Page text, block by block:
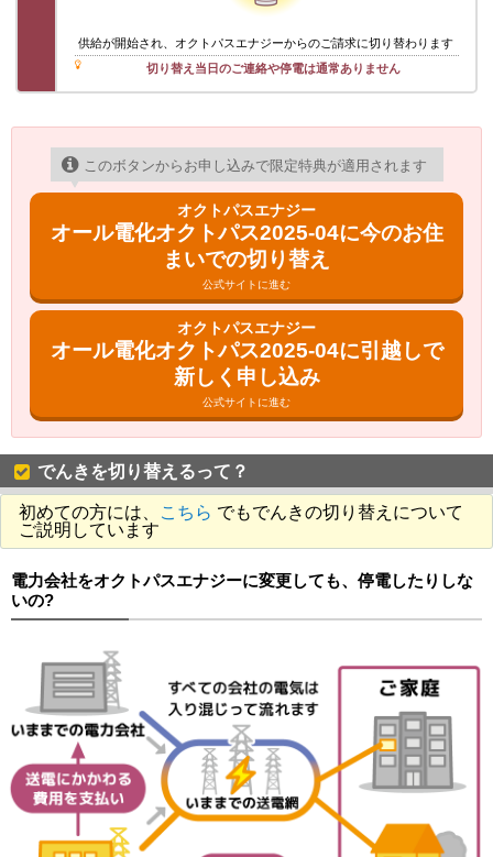
供給が開始され、オクトパスエナジーからのご請求に切り替わります
切り替え当日のご連絡や停電は通常ありません
このボタンからお申し込みで限定特典が適用されます
オクトパスエナジー
オール電化オクトパス2025-04に今のお住
まいでの切り替え
公式サイトに進む
オクトパスエナジー
オール電化オクトパス2025-04に引越しで
新しく申し込み
公式サイトに進む
でんきを切り替えるって？
初めての方には、 こちら でもでんきの切り替えについて
ご説明しています
電力会社をオクトパスエナジーに変更しても、停電したりしな
いの?